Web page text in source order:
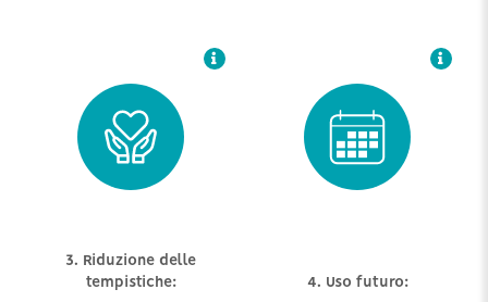
3. Riduzione delle
tempistiche:
4. Uso futuro: